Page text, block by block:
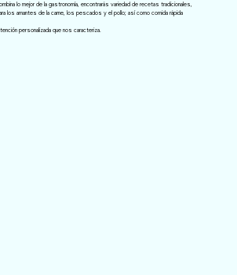
lo mejor de la gastronomía, encontrarás variedad de recetas tradicionales,
los amantes de la carne, los pescados y el pollo; así como comida rápida
personalizada que nos caracteriza.